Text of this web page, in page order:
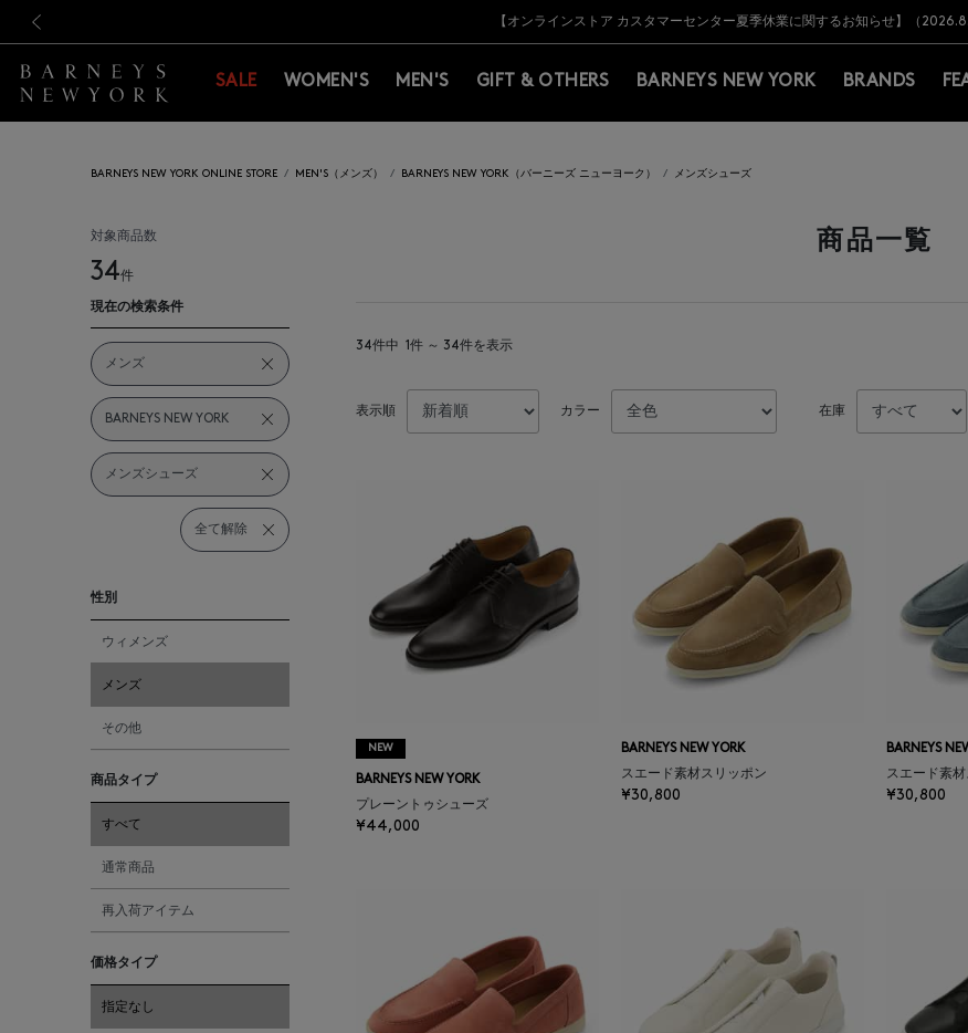
新規登録のお客様も対象！＜MY BARNEYS＞会員のお客様は11,000円（税込）以上のお買上げで常時送料無
【夏季休業に伴う出荷一時停止のお知らせ】(2026.8.7)
【オンラインストア カスタマーセンター夏季休業に関するお知らせ】（
【夏季休業に伴う返品・交換承り一時停止のお知らせ】（2026.8.5）
熊本県を中心とした地震の影響によるお荷物のお届けについて
【開催中】SUMMER SALEのご案内・ご注意事項
新規登録のお客様も対象！＜MY BARNEYS＞会員のお客様は11,000円（税込）以上のお買上げで常時送料無
【夏季休業に伴う出荷一時停止のお知らせ】(2026.8.7)
SALE WOMEN'S MEN'S GIFT & OTHERS BARNEYS NEW YORK BRANDS
BARNEYS NEW YORK ONLINE STORE MEN'S（メンズ） BARNEYS NEW YORK（バーニーズ ニューヨーク） メンズシューズ
対象商品数
34件
現在の検索条件
メンズ
BARNEYS NEW YORK
メンズシューズ
全て解除
性別
ウィメンズ
メンズ
その他
商品タイプ
すべて
通常商品
再入荷アイテム
価格タイプ
指定なし
商品一覧
34件中 1件 ～ 34件を表示
表示順 カラー 在庫
NEW
BARNEYS NEW YORK
プレーントゥシューズ
¥44,000
BARNEYS NEW YORK
スエード素材スリッポン
¥30,800
BARNEYS
スエード素
¥30,800